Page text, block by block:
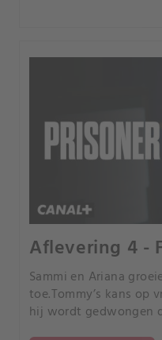
Aflevering 4 -
Sammi en Ariana
toe.Tommy’s kans op
hij wordt gedwongen